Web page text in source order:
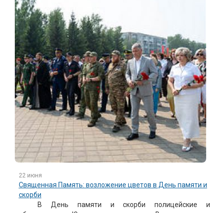
22 июня
Священная Память: возложение цветов в День памяти и
скорби
В День памяти и скорби полицейские и